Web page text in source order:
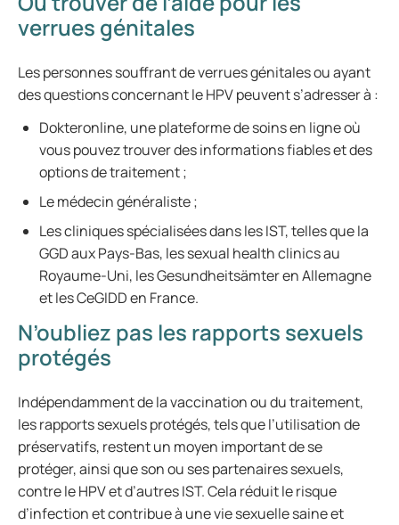
verrues génitales
Les personnes souffrant de verrues génitales ou ayant
des questions concernant le HPV peuvent s’adresser à :
Dokteronline, une plateforme de soins en ligne où
vous pouvez trouver des informations fiables et des
options de traitement ;
Le médecin généraliste ;
Les cliniques spécialisées dans les IST, telles que la
GGD aux Pays-Bas, les sexual health clinics au
Royaume-Uni, les Gesundheitsämter en Allemagne
et les CeGIDD en France.
N’oubliez pas les rapports sexuels
protégés
Indépendamment de la vaccination ou du traitement,
les rapports sexuels protégés, tels que l’utilisation de
préservatifs, restent un moyen important de se
protéger, ainsi que son ou ses partenaires sexuels,
contre le HPV et d’autres IST. Cela réduit le risque
d’infection et contribue à une vie sexuelle saine et